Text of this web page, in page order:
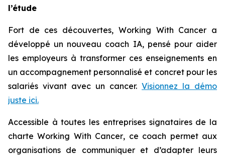
l’étude
Fort de ces découvertes, Working With Cancer a
développé un nouveau coach IA, pensé pour aider
les employeurs à transformer ces enseignements en
un accompagnement personnalisé et concret pour les
salariés vivant avec un cancer. Visionnez la démo
juste ici.
Accessible à toutes les entreprises signataires de la
charteWorking With Cancer, ce coach permet aux
organisations de communiquer et d’adapter leurs